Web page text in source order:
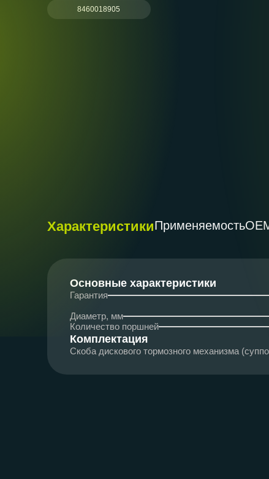
8460018905
ХарактеристикиПрименяемость
Основные характеристики
Гарантия
Диаметр, мм
Количество поршней
Комплектация
Скоба дискового тормозного механизма